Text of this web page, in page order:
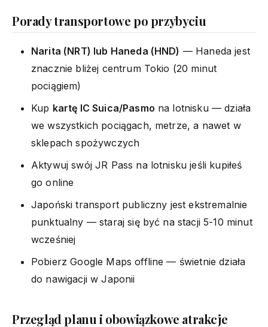
Porady transportowe po przybyciu
Narita (NRT) lub Haneda (HND) — Haneda jest
znacznie bliżej centrum Tokio (20 minut
pociągiem)
Kup kartę IC Suica/Pasmo na lotnisku — działa
we wszystkich pociągach, metrze, a nawet w
sklepach spożywczych
Aktywuj swój JR Pass na lotnisku jeśli kupiłeś
go online
Japoński transport publiczny jest ekstremalnie
punktualny — staraj się być na stacji 5-10 minut
wcześniej
Pobierz Google Maps offline — świetnie działa
do nawigacji w Japonii
Przegląd planu i obowiązkowe atrakcje